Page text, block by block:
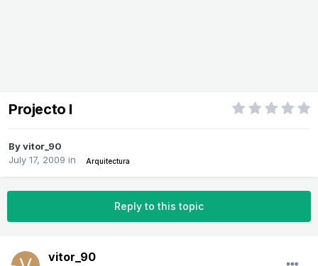
Projecto I
Byvitor_90
July 17, 2009 in Arquitectura
Reply to this topic
vitor_90